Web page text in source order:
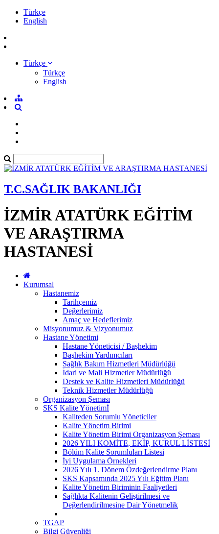
Türkçe
English
Türkçe
Türkçe
English
T.C.SAĞLIK BAKANLIĞI
İZMİR ATATÜRK EĞİTİM
VE ARAŞTIRMA
HASTANESİ
Kurumsal
Hastanemiz
Tarihçemiz
Değerlerimiz
Amaç ve Hedeflerimiz
Misyonumuz & Vizyonumuz
Hastane Yönetimi
Hastane Yöneticisi / Başhekim
Başhekim Yardımcıları
Sağlık Bakım Hizmetleri Müdürlüğü
İdari ve Mali Hizmetler Müdürlüğü
Destek ve Kalite Hizmetleri Müdürlüğü
Teknik Hizmetler Müdürlüğü
Organizasyon Şeması
SKS Kalite Yönetimİ
Kaliteden Sorumlu Yöneticiler
Kalite Yönetim Birimi
Kalite Yönetim Birimi Organizasyon Şeması
2026 YILI KOMİTE, EKİP, KURUL LİSTESİ
Bölüm Kalite Sorumluları Listesi
İyi Uygulama Örnekleri
2026 Yılı 1. Dönem Özdeğerlendirme Planı
SKS Kapsamında 2025 Yılı Eğitim Planı
Kalite Yönetim Biriminin Faaliyetleri
Sağlıkta Kalitenin Geliştirilmesi ve
Değerlendirilmesine Dair Yönetmelik
TGAP
Bilgi Güvenliği